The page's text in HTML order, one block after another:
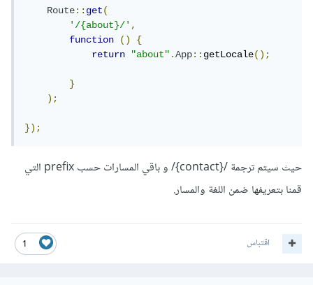
Route::get(
'/{about}/',
function
()
{
return
"about".App::getLocale();
}
);
});
حيث سيتم ترجمة /{contact}/ و باقي المسارات حسب prefix التي
قمنا بتعريفها ضمن اللغة والمسار.
1 اقتباس